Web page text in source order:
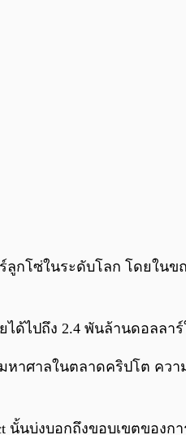
ลูกโซ่ในระดับโลก โดยใน
ได้ไปถึง 2.4 พันล้านดอลล
หาศาลในตลาดคริปโต ควา
นั้นบ่งบอกถึงขอบเขตของก